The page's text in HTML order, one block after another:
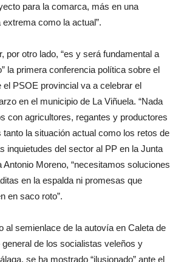
para la comarca, más en una
como la actual”.
por otro lado, “es y será fundamental a
la primera conferencia política sobre el
el PSOE provincial va a celebrar el
en el municipio de La Viñuela. “Nada
con agricultores, regantes y productores
tanto la situación actual como los retos de
inquietudes del sector al PP en la Junta
Antonio Moreno, “necesitamos soluciones
en la espalda ni promesas que
en saco roto”.
al semienlace de la autovía en Caleta de
de los socialistas veleños y
se ha mostrado “ilusionado” ante el